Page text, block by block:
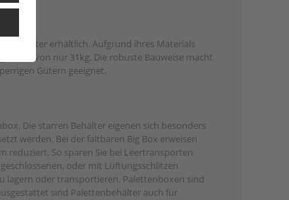
900 Liter erhältlich. Aufgrund ihres Materials
von nur 31kg. Die robuste Bauweise macht
Gütern geeignet.
Die starren Behälter eigenen sich besonders
werden. Bei der faltbaren Big Box erweisen
reduziert. So sparen Sie bei Leertransporten
oder mit Lüftungsschlitzen
lagern oder transportieren. Palettenboxen sind
sind Palettenbehälter auch für